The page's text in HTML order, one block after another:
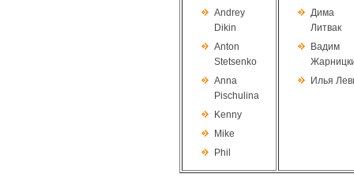
Andrey
Dikin
Anton
Stetsenko
Anna
Pischulina
Kenny
Mike
Phil
Дима
Литвак
Вадим
Илья